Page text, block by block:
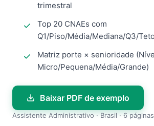
trimestral
Top 20 CNAEs com
Q1/Piso/Média/Mediana/Q3/
Matriz porte × senioridade
Micro/Pequena/Média/Grande)
Baixar PDF de exemplo
Assistente Administrativo · Brasil · 6